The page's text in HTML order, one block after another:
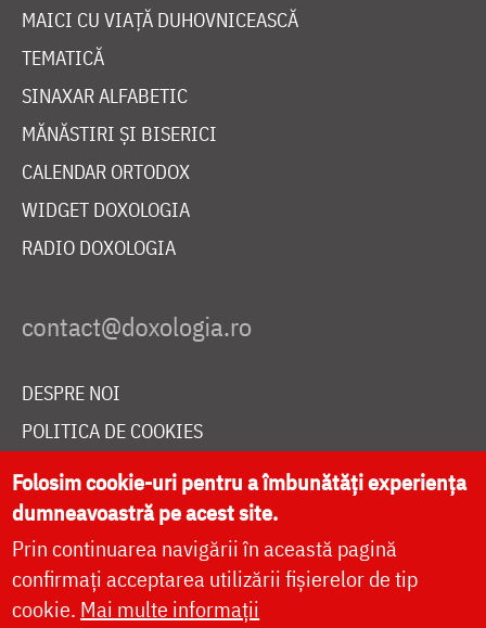
MAICI CU VIAȚĂ DUHOVNICEASCĂ
TEMATICĂ
SINAXAR ALFABETIC
MĂNĂSTIRI ȘI BISERICI
CALENDAR ORTODOX
WIDGET DOXOLOGIA
RADIO DOXOLOGIA
DESPRE NOI
POLITICA DE COOKIES
DONEAZĂ ONLINE PENTRU CATEDRALA NAȚIONALĂ
LIVE
Folosim cookie-uri pentru a îmbunătăți experiența
dumneavoastră pe acest site.
Prin continuarea navigării în această pagină
confirmați acceptarea utilizării fișierelor de tip
cookie. Mai multe informații